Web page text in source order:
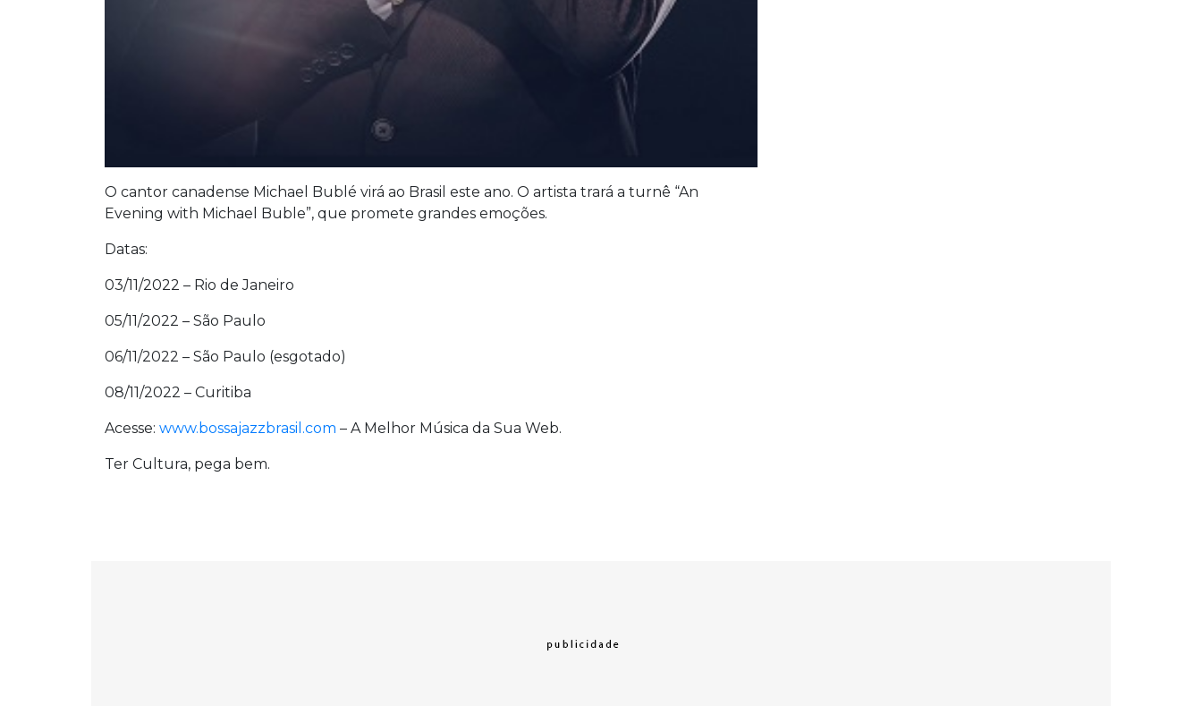
O cantor canadense Michael Bublé virá ao Brasil este ano. O artista trará a turnê “An
Evening with Michael Buble”, que promete grandes emoções.
Datas:
03/11/2022 – Rio de Janeiro
05/11/2022 – São Paulo
06/11/2022 – São Paulo (esgotado)
08/11/2022 – Curitiba
Acesse: www.bossajazzbrasil.com – A Melhor Música da Sua Web.
Ter Cultura, pega bem.